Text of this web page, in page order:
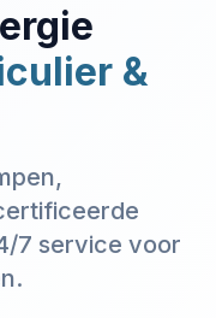
&
7 service voor